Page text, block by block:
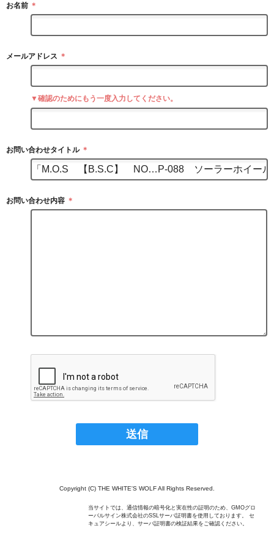
お名前 ＊
メールアドレス ＊
▼確認のためにもう一度入力してください。
お問い合わせタイトル ＊
お問い合わせ内容 ＊
Copyright (C) THE WHITE'S WOLF All Rights Reserved.
当サイトでは、通信情報の暗号化と実在性の証明のため、GMOグロ
ーバルサイン株式会社のSSLサーバ証明書を使用しております。 セ
キュアシールより、サーバ証明書の検証結果をご確認ください。